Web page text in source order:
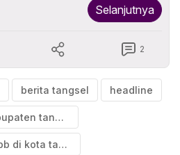
Selanjutnya
2
berita tangsel headline
kabupaten tangerang
psbb di kota tangerang